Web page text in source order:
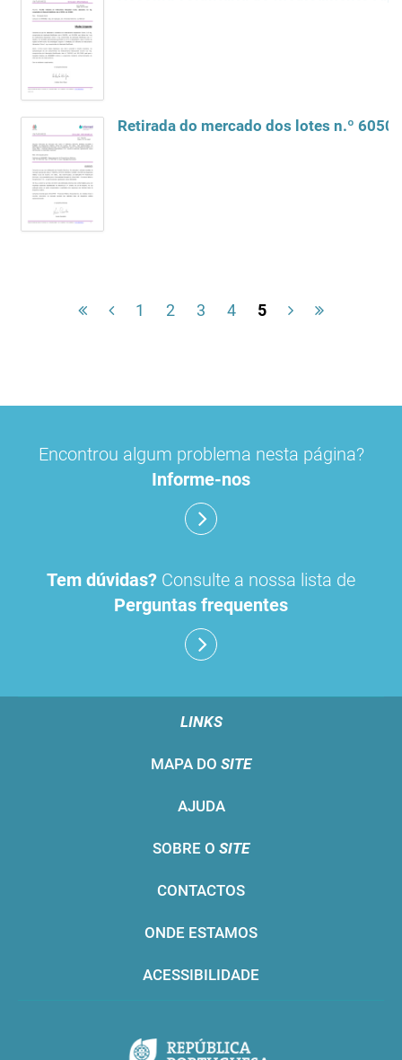
Retirada do mercado dos lotes n.º
1 2 3 4 5
Encontrou algum problema nesta página?
Informe-nos
Tem dúvidas? Consulte a nossa lista de
Perguntas frequentes
LINKS
MAPA DO SITE
AJUDA
SOBRE O SITE
CONTACTOS
ONDE ESTAMOS
ACESSIBILIDADE